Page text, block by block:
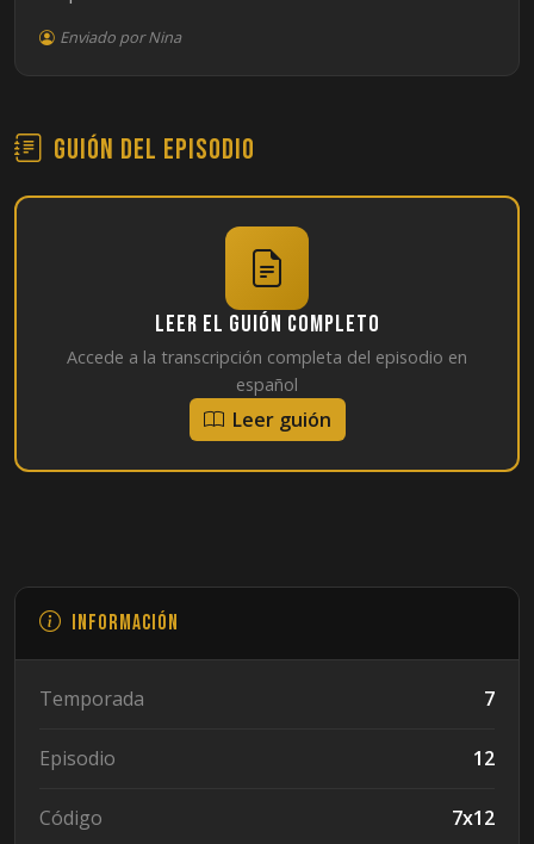
Enviado por Nina
Guión del episodio
Leer el guión completo
Accede a la transcripción completa del episodio en
español
Leer guión
Información
Temporada 7
Episodio 12
Código 7x12